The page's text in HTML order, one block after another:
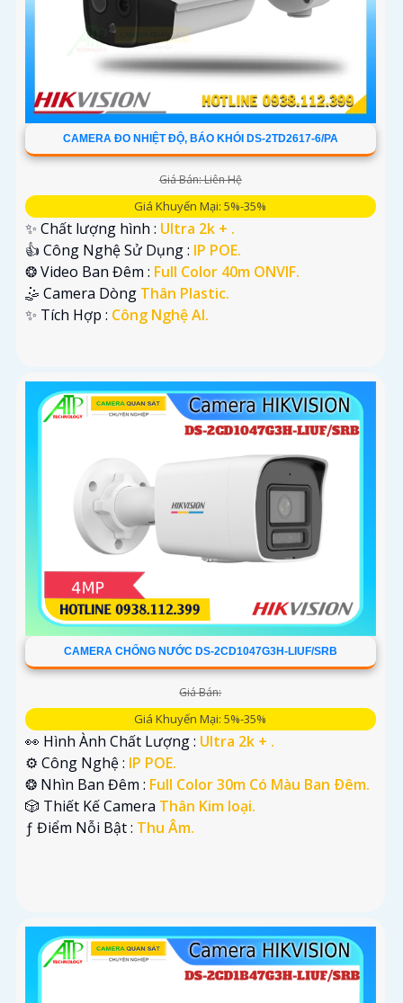
CAMERA ĐO NHIỆT ĐỘ, BÁO KHÓI DS-2TD2617-6/PA
Giá Bán: Liên Hệ
Giá Khuyến Mại: 5%-35%
✨ Chất lượng hình : Ultra 2k + .
👍 Công Nghệ Sử Dụng : IP POE.
❂ Video Ban Đêm : Full Color 40m ONVIF.
🤹 Camera Dòng Thân Plastic.
️✨ Tích Hợp : Công Nghệ AI.
CAMERA CHỐNG NƯỚC DS-2CD1047G3H-LIUF/SRB
Giá Bán:
Giá Khuyến Mại: 5%-35%
👀 Hình Ành Chất Lượng : Ultra 2k + .
⚙ Công Nghệ : IP POE.
❂ Nhìn Ban Đêm : Full Color 30m Có Màu Ban Ðêm.
🎲 Thiết Kế Camera Thân Kim loại.
️ƒ Điểm Nỗi Bật : Thu Âm.